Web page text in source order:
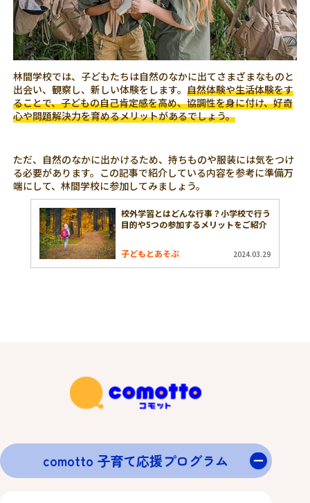
林間学校では、子どもたちは自然のなかに出てさまざまなものと
出会い、観察し、新しい体験をします。自然体験や生活体験をす
ることで、子どもの自己肯定感を高め、協調性を身に付け、好奇
心や問題解決力を育めるメリットがあるでしょう。
ただ、自然のなかに出かけるため、持ちものや服装には気をつけ
る必要があります。この記事で紹介している内容を参考に準備万
端にして、林間学校に参加してみましょう。
校外学習とはどんな行事？小学校で行う
目的や5つの参加するメリットをご紹介
子どもとあそぶ 2024.03.29
comotto 子育て応援プログラム